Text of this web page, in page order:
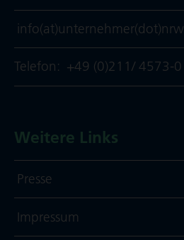
info(at)unternehmer(dot)nrw
Telefon: +49 (0)211/ 4573-0
Weitere Links
Presse
Impressum